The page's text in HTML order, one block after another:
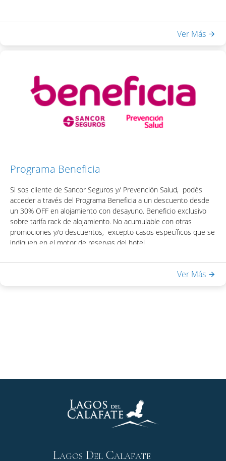
- Desayuno Buffet
- Acceso a Equilibrium Spa & Health: piscina interna climatizada,
sauna seco, ducha escocesa
Una vez obtenido el código, podrás acceder el descuento
colocando el mismo en la casilla de "Código Promocional" del
motor de reservas del hotel.
Ver Más
Programa Beneficia
Si sos cliente de Sancor Seguros y/ Prevención Salud, podés
acceder a través del Programa Beneficia a un descuento desde
un 30% OFF en alojamiento con desayuno. Beneficio exclusivo
sobre tarifa rack de alojamiento. No acumulable con otras
promociones y/o descuentos, excepto casos específicos que se
indiquen en el motor de reservas del hotel.
descuento visitando la web del Programa Beneficia.
Incluye:
Ver Más
Lagos Del Calafate